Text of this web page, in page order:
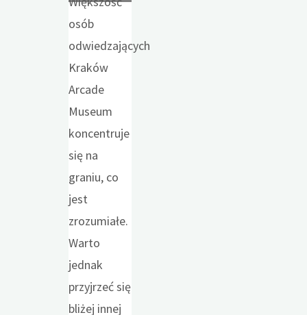
osób
odwiedzających
Kraków
Arcade
Museum
koncentruje
się na
graniu, co
jest
zrozumiałe.
Warto
jednak
przyjrzeć się
bliżej innej